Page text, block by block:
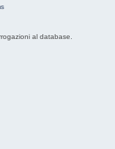
al database.